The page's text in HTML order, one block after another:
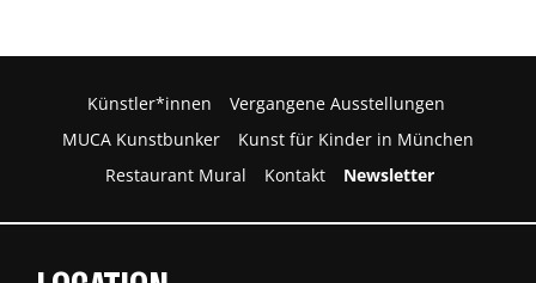
Künstler*innen
Vergangene Ausstellungen
MUCA Kunstbunker
Kunst für Kinder in München
Restaurant Mural
Kontakt Newsletter